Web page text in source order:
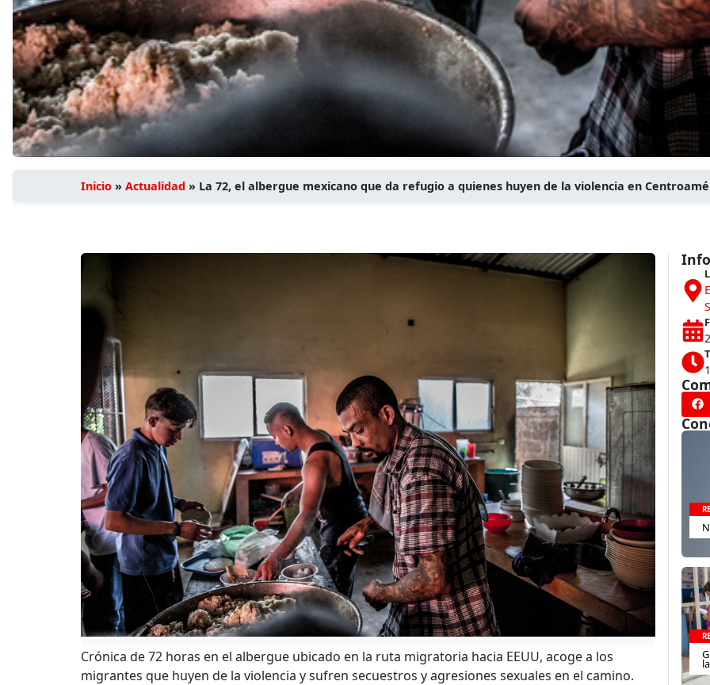
Inicio » Actualidad » La 72, el albergue mexicano que da refugio a quienes huyen de la violencia en
Crónica de 72 horas en el albergue ubicado en la ruta migratoria hacia EEUU, acoge a los
migrantes que huyen de la violencia y sufren secuestros y agresiones sexuales en el camino.